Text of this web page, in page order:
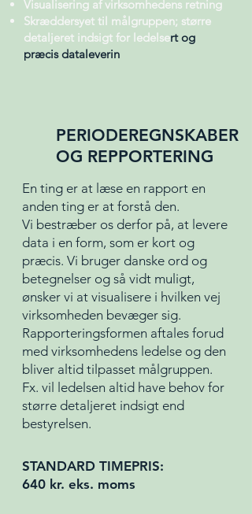
Visualisering af virksomhedens retning
Skræddersyet til målgruppen; større
detaljeret indsigt for ledelsert og
præcis dataleverin
PERIODEREGNSKABER
OG REPPORTERING
En ting er at læse en rapport en
anden ting er at forstå den.
Vi bestræber os derfor på, at levere
data i en form, som er kort og
præcis. Vi bruger danske ord og
betegnelser og så vidt muligt,
ønsker vi at visualisere i hvilken vej
virksomheden bevæger sig.
Rapporteringsformen aftales forud
med virksomhedens ledelse og den
bliver altid tilpasset målgruppen.
Fx. vil ledelsen altid have behov for
større detaljeret indsigt end
bestyrelsen.
STANDARD TIMEPRIS:
640 kr. eks. moms